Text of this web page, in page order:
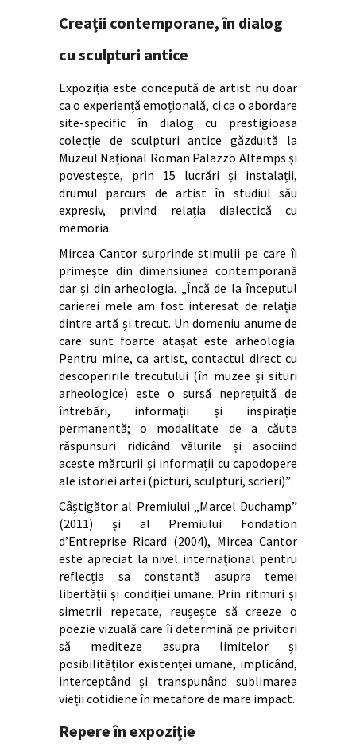
Creații contemporane, în dialog
cu sculpturi antice
Expoziția este concepută de artist nu doar
ca o experiență emoțională, ci ca o abordare
site-specific în dialog cu prestigioasa
colecție de sculpturi antice găzduită la
Muzeul Național Roman Palazzo Altemps și
povestește, prin 15 lucrări și instalații,
drumul parcurs de artist în studiul său
expresiv, privind relația dialectică cu
memoria.
Mircea Cantor surprinde stimulii pe care îi
primește din dimensiunea contemporană
dar și din arheologia. „Încă de la începutul
carierei mele am fost interesat de relația
dintre artă și trecut. Un domeniu anume de
care sunt foarte atașat este arheologia.
Pentru mine, ca artist, contactul direct cu
descoperirile trecutului (în muzee și situri
arheologice) este o sursă neprețuită de
întrebări, informații și inspirație
permanentă; o modalitate de a căuta
răspunsuri ridicând vălurile și asociind
aceste mărturii și informații cu capodopere
ale istoriei artei (picturi, sculpturi, scrieri)ˮ.
Câștigător al Premiului „Marcel Duchampˮ
(2011) și al Premiului Fondation
d’Entreprise Ricard (2004), Mircea Cantor
este apreciat la nivel internațional pentru
reflecția sa constantă asupra temei
libertății și condiției umane. Prin ritmuri și
simetrii repetate, reușește să creeze o
poezie vizuală care îi determină pe privitori
să mediteze asupra limitelor și
posibilităților existenței umane, implicând,
interceptând și transpunând sublimarea
vieții cotidiene în metafore de mare impact.
Repere în expoziție